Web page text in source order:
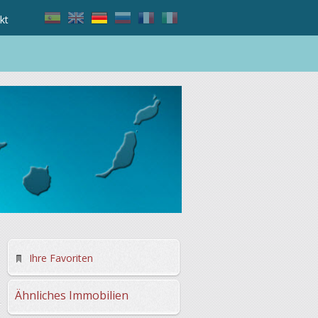
Ihre Favoriten
Ähnliches Immobilien